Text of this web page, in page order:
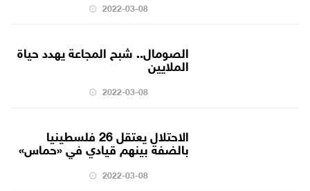
2022-03-08
الصومال.. شبح المجاعة يهدد حياة
الملايين
2022-03-08
الاحتلال يعتقل 26 فلسطينيا
بالضفة بينهم قيادي في «حماس»
2022-03-08